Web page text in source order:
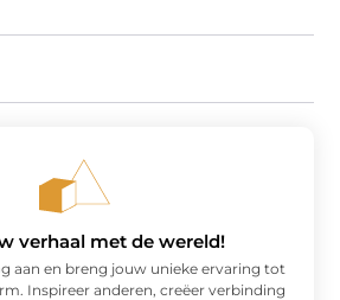
verhaal met de wereld!
aan en breng jouw unieke ervaring tot
Inspireer anderen, creëer verbinding